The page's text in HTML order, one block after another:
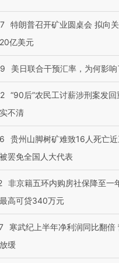
特朗普召开矿业圆桌会 拟向
亿美元
美日联合干预汇率，为何影响
“90后”农民工讨薪涉刑案发回
不清
贵州山脚树矿难致16人死亡
罢免全国人大代表
非京籍五环内购房社保降至一
高可贷340万元
寒武纪上半年净利润同比翻倍
缓